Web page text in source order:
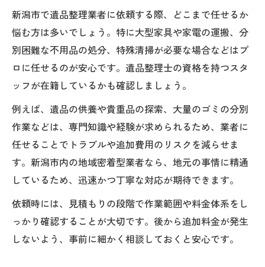
新潟市で遺品整理業者に依頼する際、どこまで任せるか
悩む方は多いでしょう。特に大型家具や家電の運搬、分
別困難な不用品の処分、特殊清掃が必要な場合などはプ
ロに任せるのが安心です。遺品整理士の資格を持つスタ
ッフが在籍しているかも確認しましょう。
例えば、遺品の供養や貴重品の探索、大量のゴミの分別
作業などは、専門知識や経験が求められるため、業者に
任せることでトラブルや追加費用のリスクを減らせま
す。新潟市内の地域密着型業者なら、地元の事情に精通
しているため、迅速かつ丁寧な対応が期待できます。
依頼時には、見積もりの段階で作業範囲や料金体系をし
っかり確認することが大切です。後から追加料金が発生
しないよう、事前に細かく相談しておくと安心です。